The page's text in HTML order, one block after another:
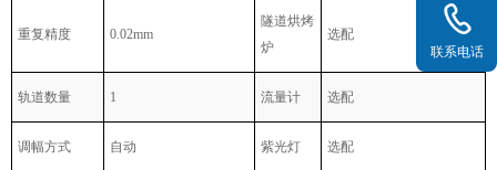
联系电话
重复精度 0.02mm
隧道烘烤
炉
选配
轨道数量 1 流量计 选配
调幅方式 自动 紫光灯 选配